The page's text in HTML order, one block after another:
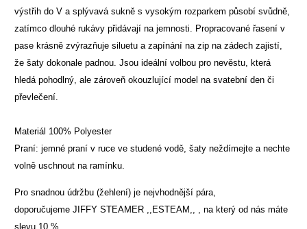
výstřih do V a splývavá sukně s vysokým rozparkem působí svůdně,
zatímco dlouhé rukávy přidávají na jemnosti. Propracované řasení v
pase krásně zvýrazňuje siluetu a zapínání na zip na zádech zajistí,
že šaty dokonale padnou. Jsou ideální volbou pro nevěstu, která
hledá pohodlný, ale zároveň okouzlující model na svatební den či
převlečení.
Materiál 100% Polyester
Praní: jemné praní v ruce ve studené vodě, šaty neždímejte a nechte
volně uschnout na ramínku.
Pro snadnou údržbu (žehlení) je nejvhodnější pára,
doporučujemeJIFFY STEAMER ,,ESTEAM,,
, na který od nás máte
slevu 10 %.